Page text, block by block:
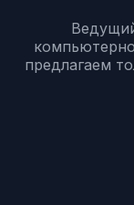
предлагаем